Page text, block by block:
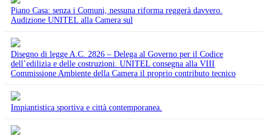
Piano Casa: senza i Comuni, nessuna riforma reggerà davvero.
Audizione UNITEL alla Camera sul
Disegno di legge A.C. 2826 – Delega al Governo per il Codice
dell’edilizia e delle costruzioni. UNITEL consegna alla VIII
Commissione Ambiente della Camera il proprio contributo tecnico
Impiantistica sportiva e città contemporanea.